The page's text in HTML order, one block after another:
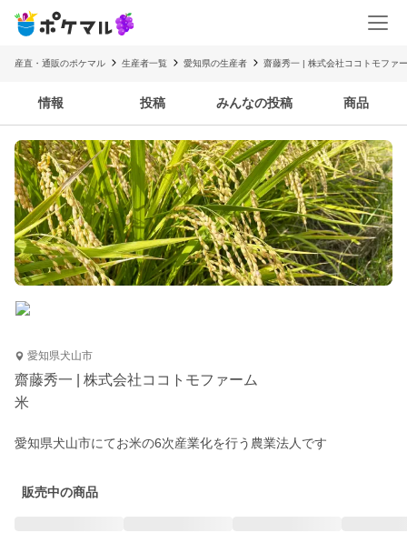
産直・通販のポケマル 生産者一覧 愛知県の生産者 齋藤秀一 | 株式会社ココトモファ
情報 投稿 みんなの投稿 商品
愛知県犬山市
齋藤秀一 | 株式会社ココトモファーム
米
愛知県犬山市にてお米の6次産業化を行う農業法人です
販売中の商品